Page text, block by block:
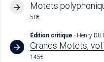
Motets
50€
Édition critique - Henry DU
Grands Motets,
145€